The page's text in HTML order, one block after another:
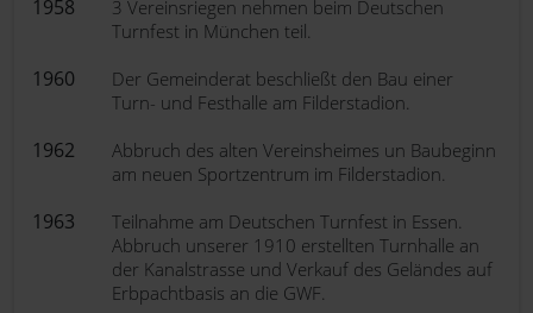
1958
3 Vereinsriegen nehmen beim Deutschen
Turnfest in München teil.
1960
Der Gemeinderat beschließt den Bau einer
Turn- und Festhalle am Filderstadion.
1962
Abbruch des alten Vereinsheimes un Baubeginn
am neuen Sportzentrum im Filderstadion.
1963
Teilnahme am Deutschen Turnfest in Essen.
Abbruch unserer 1910 erstellten Turnhalle an
der Kanalstrasse und Verkauf des Geländes auf
Erbpachtbasis an die GWF.